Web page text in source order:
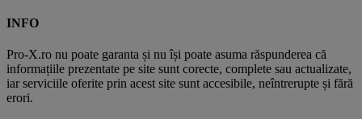
INFO
Pro-X.ro nu poate garanta și nu își poate asuma răspunderea că
informațiile prezentate pe site sunt corecte, complete sau actualizate,
iar serviciile oferite prin acest site sunt accesibile, neîntrerupte și fără
erori.